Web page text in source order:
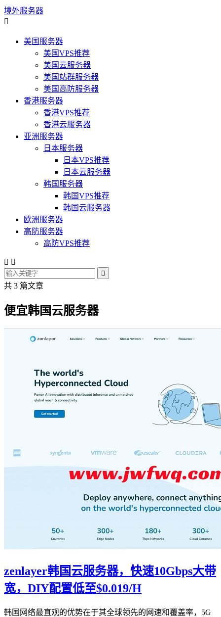
境外服务器

美国服务器
美国VPS推荐
美国云服务器
美国站群服务器
美国高防服务器
香港服务器
香港VPS推荐
香港云服务器
亚洲服务器
日本服务器
日本VPS推荐
日本云服务器
韩国服务器
韩国VPS推荐
韩国云服务器
欧洲服务器
高防服务器
高防VPS推荐
 

共 3 篇文章
便宜韩国云服务器
zenlayer韩国云服务器，快速10Gbps大带
宽，DIY配置低至$0.019/H
韩国网络最直观的优势在于其全球领先的网速和覆盖率，5G